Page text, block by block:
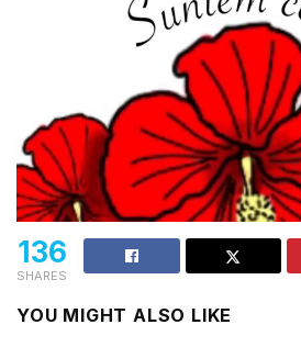
136
SHARES
YOU MIGHT ALSO LIKE